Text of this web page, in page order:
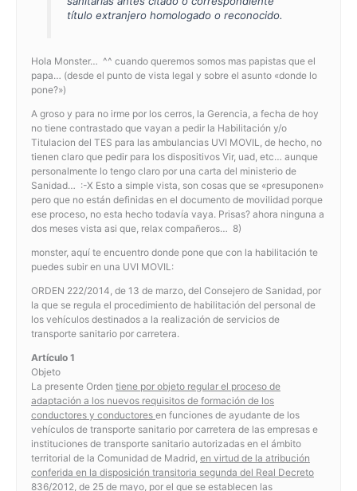
título extranjero homologado o reconocido.
Hola Monster… ^^ cuando queremos somos mas papistas que el
papa… (desde el punto de vista legal y sobre el asunto «donde lo
pone?»)
A groso y para no irme por los cerros, la Gerencia, a fecha de hoy
no tiene contrastado que vayan a pedir la Habilitación y/o
Titulacion del TES para las ambulancias UVI MOVIL, de hecho, no
tienen claro que pedir para los dispositivos Vir, uad, etc… aunque
personalmente lo tengo claro por una carta del ministerio de
Sanidad… :-X Esto a simple vista, son cosas que se «presuponen»
pero que no están definidas en el documento de movilidad porque
ese proceso, no esta hecho todavía vaya. Prisas? ahora ninguna a
dos meses vista asi que, relax compañeros… 8)
monster, aquí te encuentro donde pone que con la habilitación te
puedes subir en una UVI MOVIL:
ORDEN 222/2014, de 13 de marzo, del Consejero de Sanidad, por
la que se regula el procedimiento de habilitación del personal de
los vehículos destinados a la realización de servicios de
transporte sanitario por carretera.
Artículo 1
Objeto
La presente Orden tiene por objeto regular el proceso de
adaptación a los nuevos requisitos de formación de los
conductores y conductores en funciones de ayudante de los
vehículos de transporte sanitario por carretera de las empresas e
instituciones de transporte sanitario autorizadas en el ámbito
territorial de la Comunidad de Madrid, en virtud de la atribución
conferida en la disposición transitoria segunda del Real Decreto
836/2012, de 25 de mayo , por el que se establecen las